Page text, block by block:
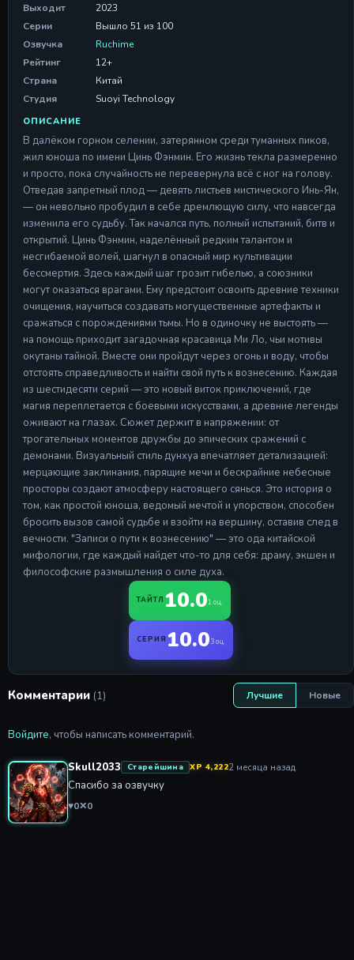
Серия 11
28 Apr 2026
Серия 12
Серия 12
Серия 13
28 Apr 2026
Серия 14
Серия 14
28 Apr 2026
Серия 15
Серия 15
28 Apr 2026
Серия 16
Серия 16
28 Apr 2026
Серия 17
28 Apr 2026
Серия 18
Серия 18
28 Apr 2026
Серия 19
Серия 19
28 Apr 2026
Серия 20
Серия 20
28 Apr 2026
Выходит
2023
Серии
Вышло 51 из 100
Озвучка
Ruchime
Рейтинг
12+
Страна
Китай
Студия
Suoyi Technology
ОПИСАНИЕ
В далёком горном селении, затерянном среди туманных пиков,
жил юноша по имени Цинь Фэнмин. Его жизнь текла размеренно
и просто, пока случайность не перевернула всё с ног на голову.
Отведав запретный плод — девять листьев мистического Инь-Ян,
— он невольно пробудил в себе дремлющую силу, что навсегда
изменила его судьбу. Так начался путь, полный испытаний, битв и
открытий. Цинь Фэнмин, наделённый редким талантом и
несгибаемой волей, шагнул в опасный мир культивации
бессмертия. Здесь каждый шаг грозит гибелью, а союзники
могут оказаться врагами. Ему предстоит освоить древние техники
очищения, научиться создавать могущественные артефакты и
сражаться с порождениями тьмы. Но в одиночку не выстоять —
на помощь приходит загадочная красавица Ми Ло, чьи мотивы
окутаны тайной. Вместе они пройдут через огонь и воду, чтобы
отстоять справедливость и найти свой путь к вознесению. Каждая
из шестидесяти серий — это новый виток приключений, где
магия переплетается с боевыми искусствами, а древние легенды
оживают на глазах. Сюжет держит в напряжении: от
трогательных моментов дружбы до эпических сражений с
демонами. Визуальный стиль дунхуа впечатляет детализацией:
мерцающие заклинания, парящие мечи и бескрайние небесные
просторы создают атмосферу настоящего сянься. Это история о
том, как простой юноша, ведомый мечтой и упорством, способен
бросить вызов самой судьбе и взойти на вершину, оставив след в
вечности. "Записи о пути к вознесению" — это ода китайской
мифологии, где каждый найдет что-то для себя: драму, экшен и
философские размышления о силе духа.
ТАЙТЛ 10.01 оц.
СЕРИЯ 10.03 оц.
Комментарии (1) Лучшие Новые
Войдите, чтобы написать комментарий.
Skull2033 Старейшина XP 4,2222 месяца назад
Спасибо за озвучку
♥0✕0